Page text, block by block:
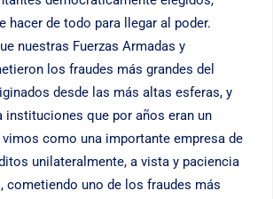
hacer de todo para llegar al poder.
nuestras Fuerzas Armadas y
los fraudes más grandes del
desde las más altas esferas, y
instituciones que por años eran un
vimos como una importante empresa de
unilateralmente, a vista y paciencia
cometiendo uno de los fraudes más